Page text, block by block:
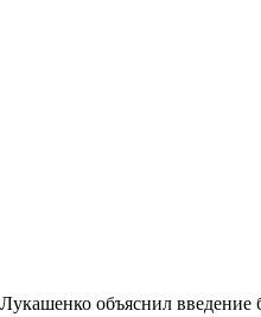
Лукашенко объяснил введение